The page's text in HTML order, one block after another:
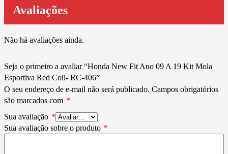
Avaliações
Não há avaliações ainda.
Seja o primeiro a avaliar “Honda New Fit Ano 09 A 19 Kit Mola
Esportiva Red Coil- RC-406”
O seu endereço de e-mail não será publicado. Campos obrigatórios
são marcados com *
Sua avaliação *
Sua avaliação sobre o produto *